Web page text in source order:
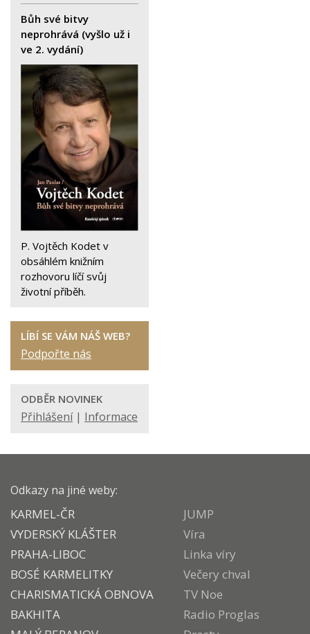
Bůh své bitvy
neprohrává (vyšlo už i
ve 2. vydání)
P. Vojtěch Kodet v
obsáhlém knižním
rozhovoru líčí svůj
životní příběh.
LÍBÍ SE VÁM NÁŠ WEB?
Podpořte nás
ODBĚR NOVINEK
Přihlášení| Informace
Odkazy na jiné weby:
KARMEL-ČR
VYDERSKÝ KLÁŠTER
PRAHA-LIBOC
BOSÉ KARMELITKY
CHARISMATICKÁ OBNOVA
BAKHITA
JUMP
Víra
Linka víry
Večery chval
TV Noe
Radio Proglas